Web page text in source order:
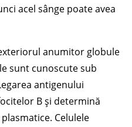
acel sânge poate avea
anumitor globule
sunt cunoscute sub
antigenului
B și determină
Celulele